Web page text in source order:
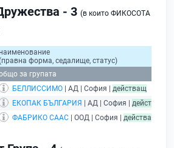
- 3 (в които ФИКОСОТА
наименование
форма, седалище, статус)
за групата
БЕЛЛИССИМО | АД | София | действащ
ЕКОПАК БЪЛГАРИЯ | АД | София | действащ
ФАБРИКО СААС | ООД | София | действащ